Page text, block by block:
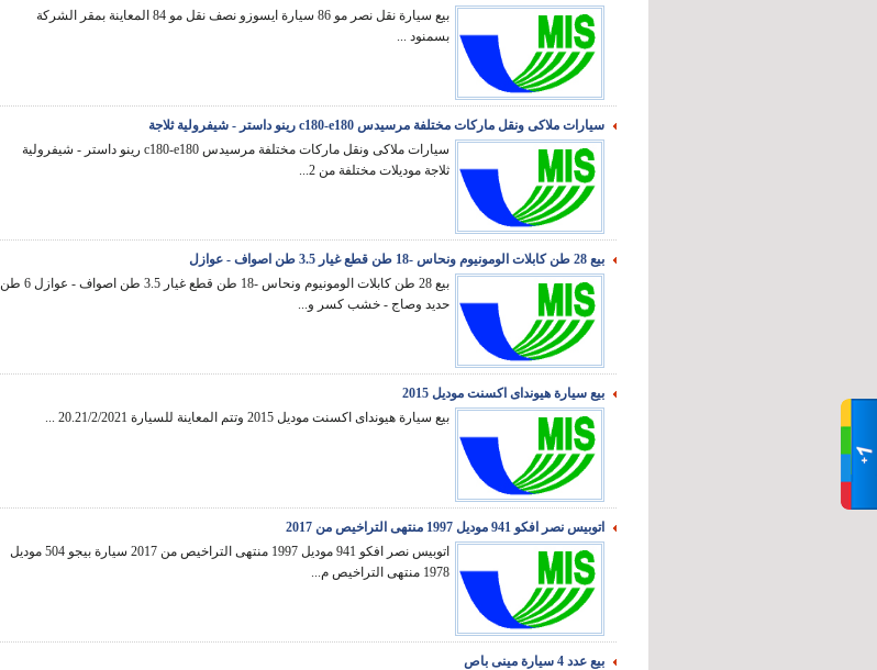
بيع سيارة نقل نصر مو 86 سيارة ايسوزو نصف نقل مو 84 المعاينة بمقر الشركة
بسمنود ...
سيارات ملاكى ونقل ماركات مختلفة مرسيدس c180-e180 رينو داستر - شيفرولية ثلاجة
سيارات ملاكى ونقل ماركات مختلفة مرسيدس c180-e180 رينو داستر - شيفرولية
ثلاجة موديلات مختلفة من 2...
بيع 28 طن كابلات الومونيوم ونحاس -18 طن قطع غيار 3.5 طن اصواف - عوازل
بيع 28 طن كابلات الومونيوم ونحاس -18 طن قطع غيار 3.5 طن اصواف - عوازل 6 طن
حديد وصاج - خشب كسر و...
بيع سيارة هيونداى اكسنت موديل 2015
بيع سيارة هيونداى اكسنت موديل 2015 وتتم المعاينة للسيارة 20.21/2/2021 ...
اتوبيس نصر افكو 941 موديل 1997 منتهى التراخيص من 2017
اتوبيس نصر افكو 941 موديل 1997 منتهى التراخيص من 2017 سيارة بيجو 504 موديل
1978 منتهى التراخيص م...
بيع عدد 4 سيارة مينى باص